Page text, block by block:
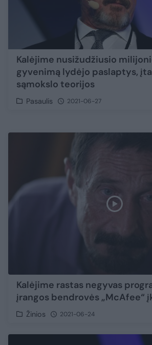
Kalėjime nusižudžiusio
gyvenimą lydėjo paslaptys,
sąmokslo teorijos
Pasaulis 2021-06-27
Kalėjime rastas negyvas
įrangos bendrovės „McAfee“
Žinios 2021-06-24